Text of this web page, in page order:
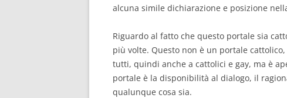
alcuna simile dichiarazione e posizione
Riguardo al fatto che questo portale sia
più volte. Questo non è un portale
tutti, quindi anche a cattolici e gay, ma è
portale è la disponibilità al dialogo, il
qualunque cosa sia.